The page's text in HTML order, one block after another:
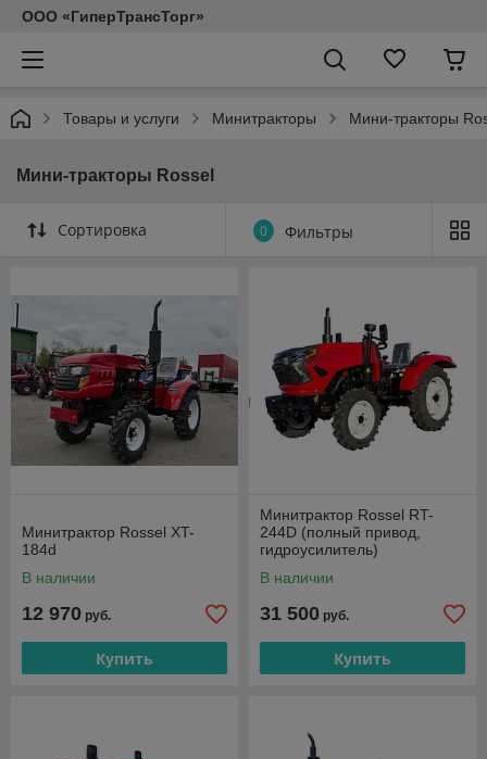
ООО «ГиперТрансТорг»
Товары и услуги Минитракторы Мини-тракторы
Мини-тракторы Rossel
Сортировка 0 Фильтры
Минитрактор Rossel XT-
184d
В наличии
12 970 руб.
Купить
Минитрактор Rossel RT-
244D (полный привод,
гидроусилитель)
В наличии
31 500 руб.
Купить